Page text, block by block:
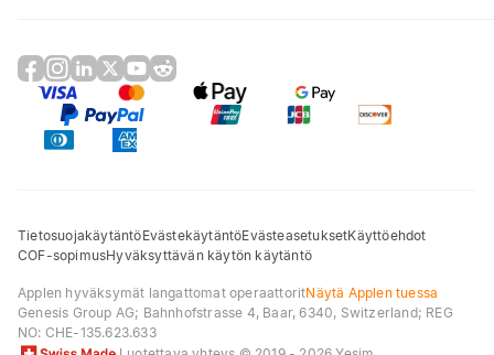
TietosuojakäytäntöEvästekäytäntöEvästeasetuksetKäyttöehdot
COF-sopimusHyväksyttävän käytön käytäntö
Applen hyväksymät langattomat operaattoritNäytä Applen tuessa
Genesis Group AG; Bahnhofstrasse 4, Baar, 6340, Switzerland; REG
NO: CHE-135.623.633